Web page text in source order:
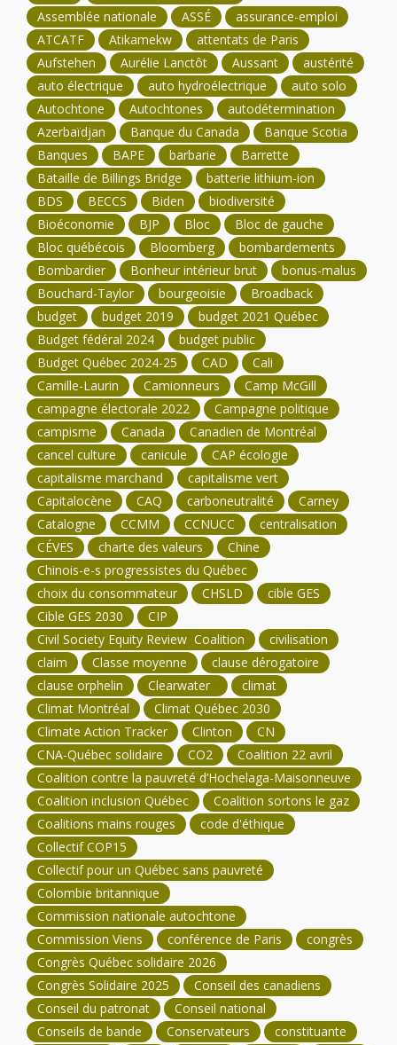
Assemblée nationale
ASSÉ
assurance-emploi
ATCATF
Atikamekw
attentats de Paris
Aufstehen
Aurélie Lanctôt Aussant
austérité
auto électrique
auto hydroélectrique
auto solo
Autochtone
Autochtones
autodétermination
Azerbaïdjan
Banque du Canada
Banque Scotia
Banques
BAPE barbarie
Barrette
Bataille de Billings Bridge
batterie lithium-ion
BDS
BECCS Biden
biodiversité
Bioéconomie
BJP Bloc
Bloc de gauche
Bloc québécois
Bloomberg
bombardements
Bombardier
Bonheur intérieur brut
bonus-malus
Bouchard-Taylor
bourgeoisie
Broadback
budget
budget 2019
budget 2021 Québec
Budget fédéral 2024
budget public
Budget Québec 2024-25
CAD
Cali
Camille-Laurin
Camionneurs
Camp McGill
campagne électorale 2022
Campagne politique
campisme
Canada
Canadien de Montréal
cancel culture
canicule
CAP écologie
capitalisme marchand
capitalisme vert
Capitalocène
CAQ carboneutralité
Carney
Catalogne
CCMM CCNUCC
centralisation
CÉVES
charte des valeurs
Chine
Chinois-e-s progressistes du Québec
choix du consommateur
CHSLD
cible GES
Cible GES 2030
CIP
Civil Society Equity Review Coalition
civilisation
claim
Classe moyenne
clause dérogatoire
clause orphelin
Clearwater
climat
Climat Montréal
Climat Québec 2030
Climate Action Tracker
Clinton
CN
CNA-Québec solidaire
CO2
Coalition 22 avril
Coalition contre la pauvreté d’Hochelaga-Maisonneuve
Coalition inclusion Québec
Coalition sortons le gaz
Coalitions mains rouges
code d'éthique
Collectif COP15
Collectif pour un Québec sans pauvreté
Colombie britannique
Commission nationale autochtone
Commission Viens
conférence de Paris
congrès
Congrès Québec solidaire 2026
Congrès Solidaire 2025
Conseil des canadiens
Conseil du patronat
Conseil national
Conseils de bande
Conservateurs
constituante